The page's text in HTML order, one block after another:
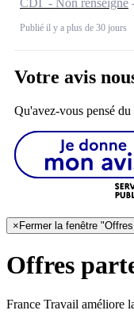
CDI - Non renseigné
Publié il y a plus de 30 jours
Votre avis
Qu'avez-vous pensé
× Fermer la fenêtre
Offres
France Travail améliore